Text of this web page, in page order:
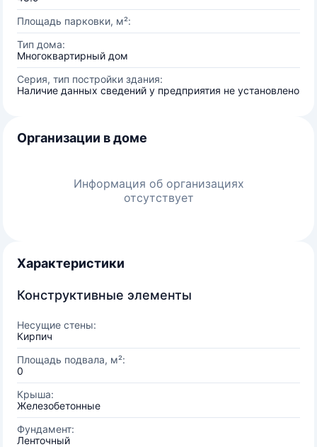
Площадь парковки, м²:
Тип дома:
Многоквартирный дом
Серия, тип постройки здания:
Наличие данных сведений у предприятия не установлено
Организации в доме
Информация об организациях
отсутствует
Характеристики
Конструктивные элементы
Несущие стены:
Кирпич
Площадь подвала, м²:
0
Крыша:
Железобетонные
Фундамент:
Ленточный